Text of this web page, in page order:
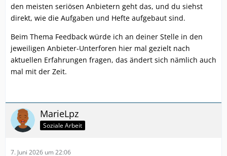
den meisten seriösen Anbietern geht das, und du siehst
direkt, wie die Aufgaben und Hefte aufgebaut sind.
Beim Thema Feedback würde ich an deiner Stelle in den
jeweiligen Anbieter-Unterforen hier mal gezielt nach
aktuellen Erfahrungen fragen, das ändert sich nämlich auch
mal mit der Zeit.
MarieLpz
Soziale Arbeit
7. Juni 2026 um 22:06